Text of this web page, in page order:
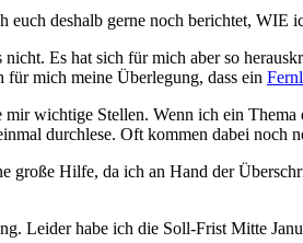
euch deshalb gerne noch berichtet, WIE
Es hat sich für mich aber so
für mich meine Überlegung, dass ein
wichtige Stellen. Wenn ich ein
durchlese. Oft kommen dabei noch
Hilfe, da ich an Hand der
Leider habe ich die Soll-Frist Mitte